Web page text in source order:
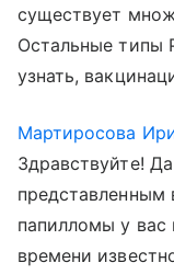
существует
Остальные типы
узнать,
Мартиросова
Здравствуйте!
представленным
папилломы у вас
времени